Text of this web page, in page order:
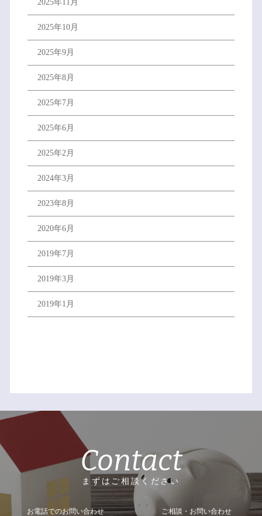
2025年11月
2025年10月
2025年9月
2025年8月
2025年7月
2025年6月
2025年2月
2024年3月
2023年8月
2020年6月
2019年7月
2019年3月
2019年1月
Contact
まずはご相談ください
お電話でのお問い合わせ ご相談・お問い合わせ